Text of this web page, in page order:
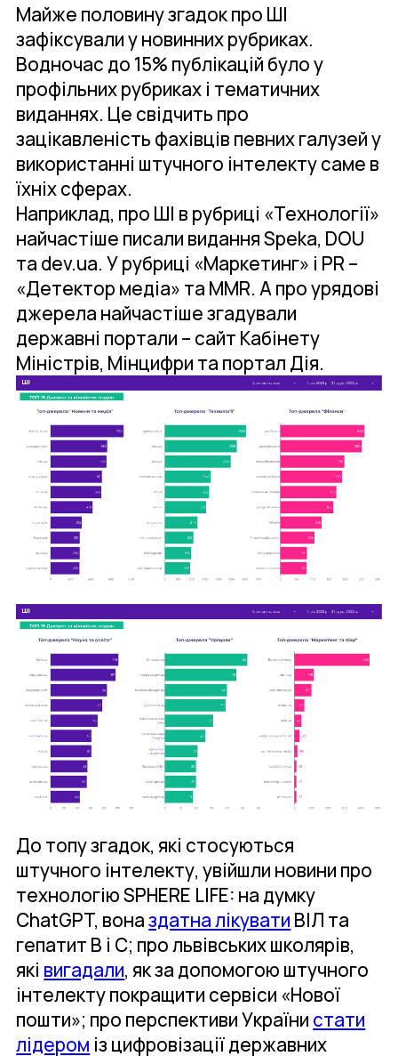
Майже половину згадок про ШІ
зафіксували у новинних рубриках.
Водночас до 15% публікацій було у
профільних рубриках і тематичних
виданнях. Це свідчить про
зацікавленість фахівців певних галузей у
використанні штучного інтелекту саме в
їхніх сферах.
Наприклад, про ШІ в рубриці «Технології»
найчастіше писали видання Speka, DOU
та dev.ua. У рубриці «Маркетинг» і PR –
«Детектор медіа» та MMR. А про урядові
джерела найчастіше згадували
державні портали – сайт Кабінету
Міністрів, Мінцифри та портал Дія.
До топу згадок, які стосуються
штучного інтелекту, увійшли новини про
технологію SPHERE LIFE: на думку
ChatGPT, воназдатна лікувати ВІЛ та
гепатит В і С; про львівських школярів,
які вигадали, як за допомогою штучного
інтелекту покращити сервіси «Нової
пошти»; про перспективи України стати
лідером із цифровізації державних